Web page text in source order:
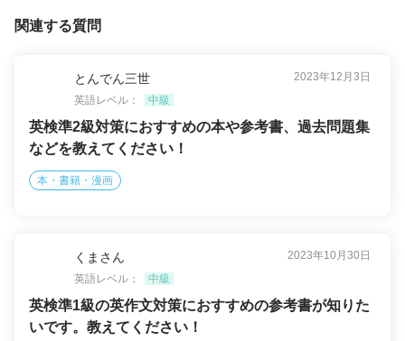
関連する質問
とんでん三世
2023年12月3日
英語レベル：
中級
英検準2級対策におすすめの本や参考書、過去問題集
などを教えてください！
本・書籍・漫画
くまさん
2023年10月30日
英語レベル：
中級
英検準1級の英作文対策におすすめの参考書が知りた
いです。教えてください！